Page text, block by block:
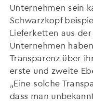
Unternehmen sein
Schwarzkopf
Lieferketten aus
Unternehmen
Transparenz über
erste und zweite
„Eine solche
dass man